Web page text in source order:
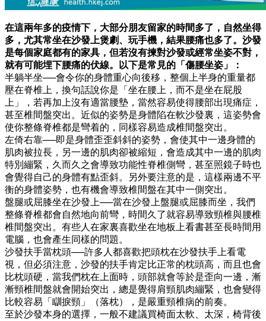
在這兩年多的疫情下，大部分朋友留家的時間多了，自然坐得
多，尤其常坐在沙發上煲劇、玩手機，結果腰痛也多了。沙發
是每個家庭都有的家具，但若沒有揀對沙發或經常坐姿不對，
就有可能埋下腰痛的伏線。以下是常見的「傷腰坐姿」：
半躺半坐──會令你的身體重心向後移，整個上半身的重量都
壓在脊椎上，換句話說你是「坐在腰上，而不是坐在屁股
上」，若再加上沒有適當腰墊，當然容易使得腰部出現痛症，
甚至椎間盤突出。近似的姿勢是身體陷在軟沙發裏，這姿勢會
使你整條脊椎都是彎着的，同樣容易造成椎間盤突出。
左倚右靠──即是身體歪歪斜斜的姿勢，會使其中一邊身體的
肌肉被拉長，另一邊的肌肉卻被縮短，會造成其中一邊的肌肉
特別繃緊，久而久之會導致功能性脊椎側彎，甚至照鏡子時也
會覺得自己的身體有點歪斜。另外要注意的是，這樣兩邊不平
衡的身體姿勢，也有機會導致椎間盤在其中一側突出。
盤腿或屈膝坐在沙發上──當在沙發上盤腿或屈膝而坐，我們
整條脊椎都會自然地向前彎，時間久了就容易導致頸椎與腰椎
椎間盤突出。有些人在家裏喜歡坐在地板上看書甚至長時間用
電腦，也會產生同樣的問題。
沙發扶手當枕頭──許多人都喜歡把頭枕在沙發扶手上看電
視，但必須注意，沙發的扶手肯定比正常的枕頭高，而且也會
比枕頭硬，當我們枕在上面時，頭部就會等於是歪向一邊，漸
漸頸椎間盤就會開始突出，總是覺得肩頸肌肉繃緊，也會變得
比較容易「瞓捩頸」（落枕），是嚴重頸椎病的前奏。
至於沙發本身的選擇，一般不建議買椅面太軟、太深，椅背後